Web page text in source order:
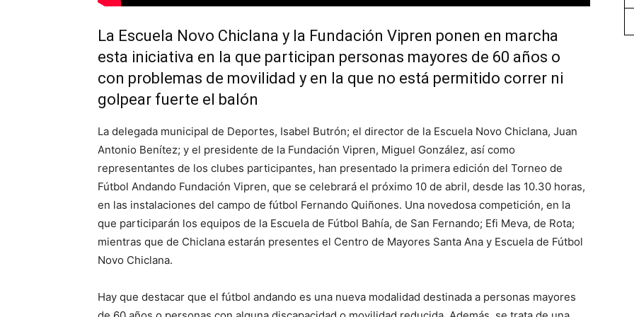
La Escuela Novo Chiclana y la Fundación Vipren ponen en marcha
esta iniciativa en la que participan personas mayores de 60 años o
con problemas de movilidad y en la que no está permitido correr ni
golpear fuerte el balón
La delegada municipal de Deportes, Isabel Butrón; el director de la Escuela Novo Chiclana, Juan
Antonio Benítez; y el presidente de la Fundación Vipren, Miguel González, así como
representantes de los clubes participantes, han presentado la primera edición del Torneo de
Fútbol Andando Fundación Vipren, que se celebrará el próximo 10 de abril, desde las 10.30 horas,
en las instalaciones del campo de fútbol Fernando Quiñones. Una novedosa competición, en la
que participarán los equipos de la Escuela de Fútbol Bahía, de San Fernando; Efi Meva, de Rota;
mientras que de Chiclana estarán presentes el Centro de Mayores Santa Ana y Escuela de Fútbol
Novo Chiclana.
Hay que destacar que el fútbol andando es una nueva modalidad destinada a personas mayores